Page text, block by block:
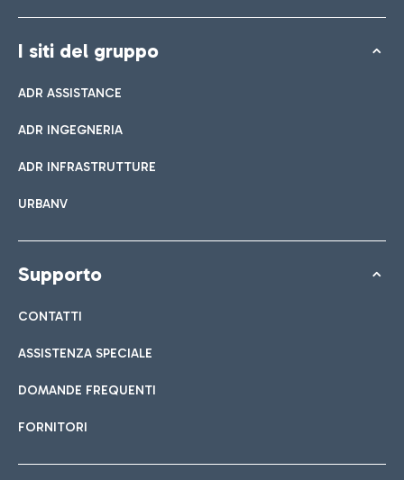
I siti del gruppo
ADR ASSISTANCE
ADR INGEGNERIA
ADR INFRASTRUTTURE
URBANV
Supporto
CONTATTI
ASSISTENZA SPECIALE
DOMANDE FREQUENTI
FORNITORI